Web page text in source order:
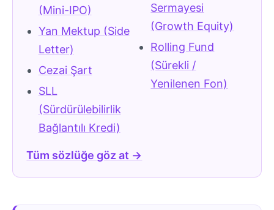
(Mini-IPO)
Yan Mektup (Side
Letter)
Cezai Şart
SLL
(Sürdürülebilirlik
Bağlantılı Kredi)
Sermayesi
(Growth Equity)
Rolling Fund
(Sürekli /
Yenilenen Fon)
Tüm sözlüğe göz at →